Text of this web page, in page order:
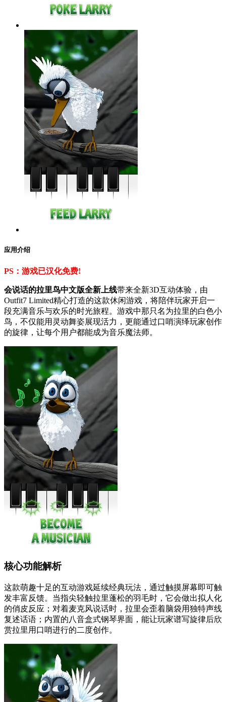
应用介绍
PS：游戏已汉化免费!
会说话的拉里鸟中文版全新上线带来全新3D互动体验，由
Outfit7 Limited精心打造的这款休闲游戏，将陪伴玩家开启一
段充满音乐与欢乐的时光旅程。游戏中那只名为拉里的白色小
鸟，不仅能用灵动舞姿展现活力，更能通过口哨演绎玩家创作
的旋律，让每个用户都能成为音乐魔法师。
核心功能解析
这款萌趣十足的互动游戏延续经典玩法，通过触摸屏幕即可触
发丰富反馈。当指尖轻触拉里蓬松的羽毛时，它会做出拟人化
的俏皮反应；对着麦克风说话时，拉里会歪着脑袋用独特声线
复述话语；内置的八音盒式钢琴界面，能让玩家谱写旋律后欣
赏拉里用口哨进行的二度创作。